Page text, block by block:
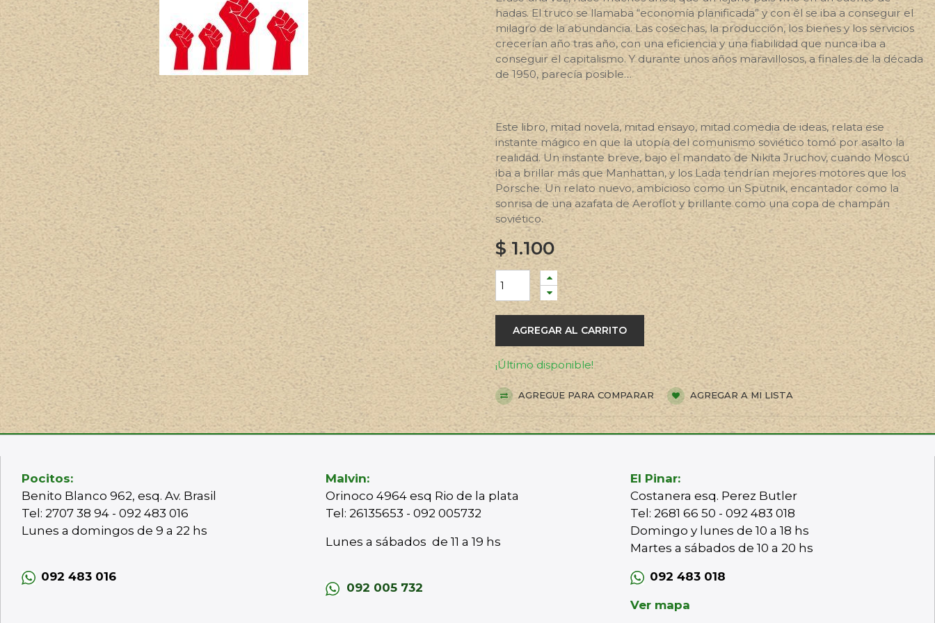
hadas. El truco se llamaba “economía planificada” y con él se iba a conseguir el
milagro de la abundancia. Las cosechas, la producción, los bienes y los servicios
crecerían año tras año, con una eficiencia y una fiabilidad que nunca iba a
conseguir el capitalismo. Y durante unos años maravillosos, a finales de la década
de 1950, parecía posible…
Este libro, mitad novela, mitad ensayo, mitad comedia de ideas, relata ese
instante mágico en que la utopía del comunismo soviético tomó por asalto la
realidad. Un instante breve, bajo el mandato de Nikita Jruchov, cuando Moscú
iba a brillar más que Manhattan, y los Lada tendrían mejores motores que los
Porsche. Un relato nuevo, ambicioso como un Sputnik, encantador como la
sonrisa de una azafata de Aeroflot y brillante como una copa de champán
soviético.
$1.100
AGREGAR AL CARRITO
¡Último disponible!
AGREGUE PARA COMPARAR AGREGAR A MI LISTA
Pocitos:
Benito Blanco 962, esq. Av. Brasil
Tel: 2707 38 94 - 092 483 016
Lunes a domingos de 9 a 22 hs
092 483 016
Malvin:
Orinoco 4964 esq Rio de la plata
Tel: 26135653 - 092 005732
Lunes a sábados de 11 a 19 hs
092 005 732
El Pinar:
Costanera esq. Perez Butler
Tel: 2681 66 50 - 092 483 018
Domingo y lunes de 10 a 18 hs
Martes a sábados de 10 a 20 hs
092 483 018
Ver mapa